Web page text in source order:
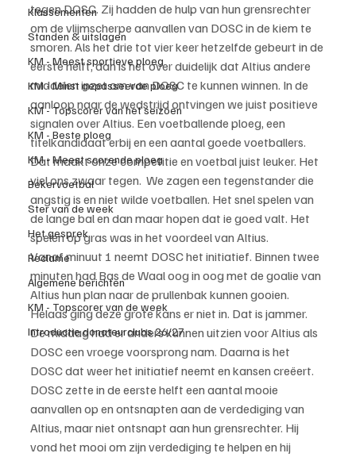
Klassementen
Standen & uitslagen
KM - Meest sportieve ploeg
KM - Minst gepasseerde ploeg
KM - Topscorer van het seizoen
KM - Beste ploeg
KM - Meest scorende ploeg
Bekervoetbal
Ster van de week
Het gesprek
Reclame
Algemene berichten
KM - Topscorer van de week
Introductie donateurclubs 26/27
tegen DOSC. Zij hadden de hulp van hun grensrechter
om de vlijmscherpe aanvallen van DOSC in de kiem te
smoren. Als het drie tot vier keer hetzelfde gebeurt in de
eerste helft, dan is het over duidelijk dat Altius andere
middelen inzet om van DOSC te kunnen winnen. In de
aanloop naar de wedstrijd ontvingen we juist positieve
signalen over Altius. Een voetballende ploeg, een
titelkandidaat erbij en een aantal goede voetballers.
Dat maakt onze competitie en voetbal juist leuker. Het
viel ons zwaar tegen.  We zagen een tegenstander die
angstig is en niet wilde voetballen. Het snel spelen van
de lange bal en dan maar hopen dat ie goed valt. Het
spelen op gras was in het voordeel van Altius.
Vanaf minuut 1 neemt DOSC het initiatief. Binnen twee
minuten had Bas de Waal oog in oog met de goalie van
Altius hun plan naar de prullenbak kunnen gooien.
Helaas ging deze grote kans er niet in. Dat is jammer.
De middag had er anders kunnen uitzien voor Altius als
DOSC een vroege voorsprong nam. Daarna is het
DOSC dat weer het initiatief neemt en kansen creëert.
DOSC zette in de eerste helft een aantal mooie
aanvallen op en ontsnapten aan de verdediging van
Altius, maar niet ontsnapt aan hun grensrechter. Hij
vond het mooi om zijn verdediging te helpen en hij